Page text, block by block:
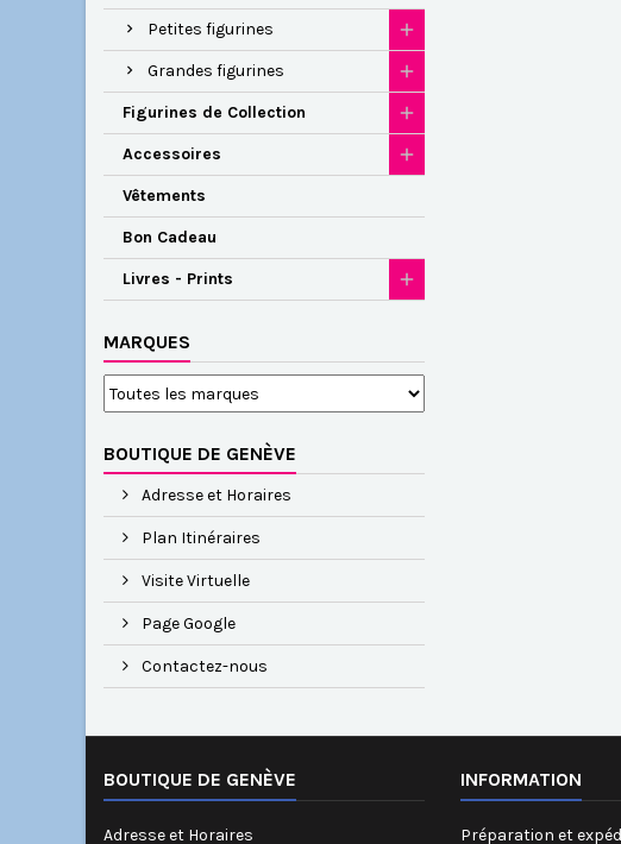
Petites figurines
Grandes figurines
Figurines de Collection
Accessoires
Vêtements
Bon Cadeau
Livres - Prints
MARQUES
BOUTIQUE DE GENÈVE
Adresse et Horaires
Plan Itinéraires
Visite Virtuelle
Page Google
Contactez-nous
BOUTIQUE DE GENÈVE
Adresse et Horaires
INFORMATION
Préparation et